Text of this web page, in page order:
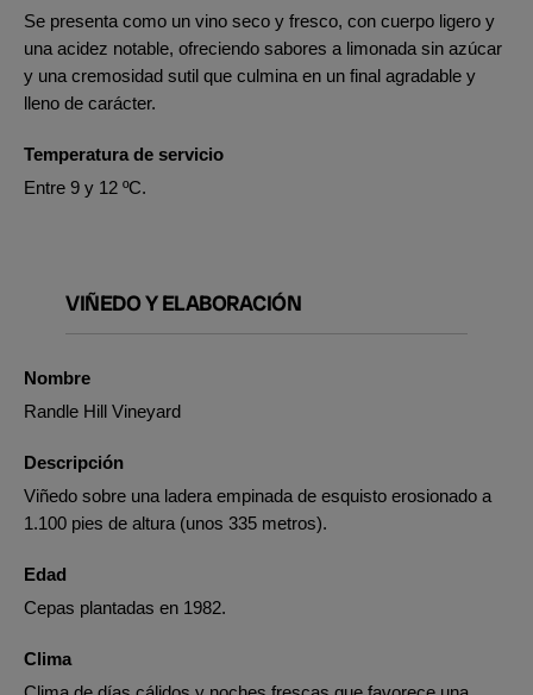
Se presenta como un vino seco y fresco, con cuerpo ligero y
una acidez notable, ofreciendo sabores a limonada sin azúcar
y una cremosidad sutil que culmina en un final agradable y
lleno de carácter.
Temperatura de servicio
Entre 9 y 12 ºC.
VIÑEDO Y ELABORACIÓN
Nombre
Randle Hill Vineyard
Descripción
Viñedo sobre una ladera empinada de esquisto erosionado a
1.100 pies de altura (unos 335 metros).
Edad
Cepas plantadas en 1982.
Clima